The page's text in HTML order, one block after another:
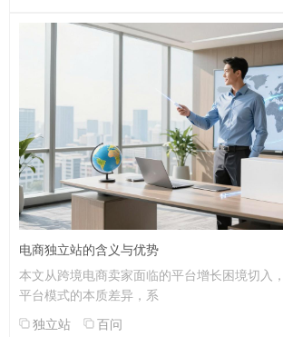
电商独立站的含义与优势
本文从跨境电商卖家面临的平台增长困境切入
平台模式的本质差异，系
独立站
百问